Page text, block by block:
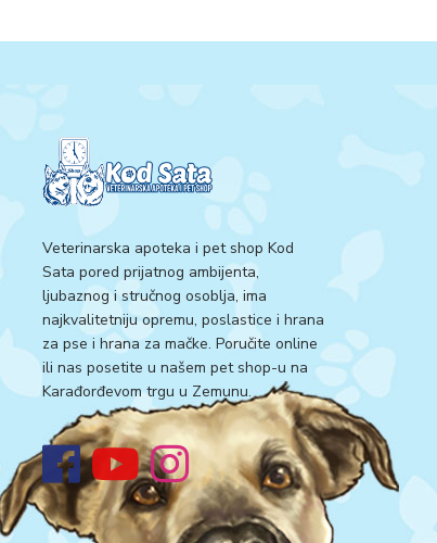
Veterinarska apoteka i pet shop Kod
Sata pored prijatnog ambijenta,
ljubaznog i stručnog osoblja, ima
najkvalitetniju opremu, poslastice i hrana
za pse i hrana za mačke. Poručite online
ili nas posetite u našem pet shop-u na
Karađorđevom trgu u Zemunu.